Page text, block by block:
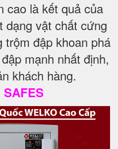
cao là kết quả của
dạng vật chất cứng
trộm đập khoan phá
mạnh nhất định,
khách hàng.
SAFES